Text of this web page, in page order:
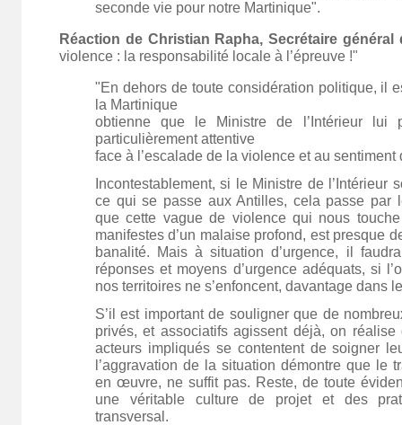
seconde vie pour notre Martinique".
Réaction de Christian Rapha, Secrétaire
violence : la responsabilité locale à l’épreuve !"
"En dehors de toute considération politique, il
la Martinique
obtienne que le Ministre de l’Intérieur lui
particulièrement attentive
face à l’escalade de la violence et au sentiment
Incontestablement, si le Ministre de l’Intérieur
ce qui se passe aux Antilles, cela passe par
que cette vague de violence qui nous
manifestes d’un malaise profond, est presque
banalité. Mais à situation d’urgence, il
réponses et moyens d’urgence adéquats, si
nos territoires ne s’enfoncent, davantage dans
S’il est important de souligner que de
privés, et associatifs agissent déjà, on réalise
acteurs impliqués se contentent de soigner
l’aggravation de la situation démontre que le
en œuvre, ne suffit pas. Reste, de toute
une véritable culture de projet et des
transversal.